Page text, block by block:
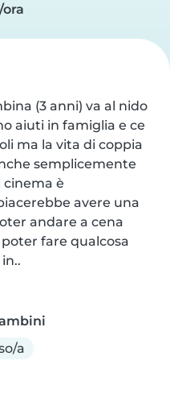
(3 anni) va al nido
aiuti in famiglia e ce
ma la vita di coppia
semplicemente
cinema è
avere una
andare a cena
fare qualcosa
a